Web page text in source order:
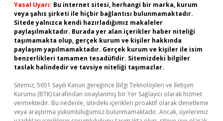
Yasal Uyarı: Bu internet sitesi, herhangi bir marka, kurum
veya şahıs şirketi ile hiçbir bağlantısı bulunmamaktadır.
Sitede yalnızca kendi hazırladığımız makaleler
paylaşılmaktadır. Burada yer alan içerikler haber niteliği
taşımamakta olup, gerçek kurum ve kişiler hakkında
paylaşım yapılmamaktadır. Gerçek kurum ve kişiler ile isim
benzerlikleri tamamen tesadüfidir. Sitemizdeki bilgiler
taslak halindedir ve tavsiye niteliği taşımazlar.
Sitemiz, 5651 Sayılı Kanun gereğince Bilgi Teknolojileri ve İletişim
Kurumu (BTK) tarafından onaylanmış bir Yer Sağlayıcı olarak hizmet
vermektedir. Bu nedenle, sitedeki içerikleri proaktif olarak denetleme
veya araştırma yükümlülüğümüz bulunmamaktadır. Ancak, üyelerimiz